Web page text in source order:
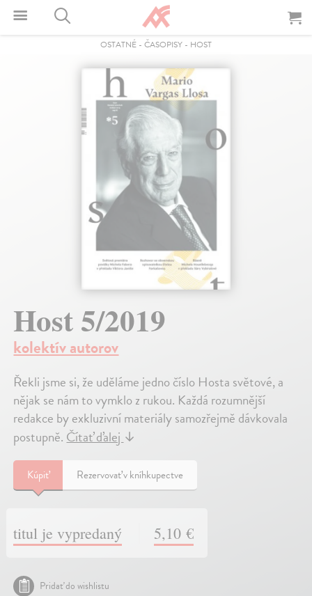
OSTATNÉ - ČASOPISY - HOST
Host 5/2019
kolektív autorov
Řekli jsme si, že uděláme jedno číslo Hosta světové, a
nějak se nám to vymklo z rukou. Každá rozumnější
redakce by exkluzivní materiály samozřejmě dávkovala
postupně.Čítať ďalej↓
Kúpiť Rezervovať v kníhkupectve
titul je vypredaný 5,10 €
Pridať do wishlistu